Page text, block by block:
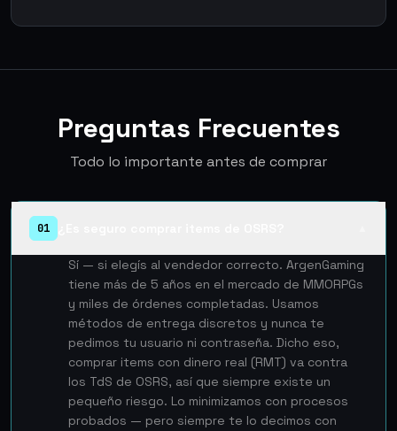
Preguntas Frecuentes
Todo lo importante antes de comprar
01
Sí — si elegís al vendedor correcto. ArgenGaming
tiene más de 5 años en el mercado de MMORPGs
y miles de órdenes completadas. Usamos
métodos de entrega discretos y nunca te
pedimos tu usuario ni contraseña. Dicho eso,
comprar items con dinero real (RMT) va contra
los TdS de OSRS, así que siempre existe un
pequeño riesgo. Lo minimizamos con procesos
probados — pero siempre te lo decimos con